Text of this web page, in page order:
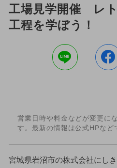
工場見学開催 レ
工程を学ぼう！
営業日時や料金などが変更に
す。最新の情報は公式HPなど
宮城県岩沼市の株式会社にし